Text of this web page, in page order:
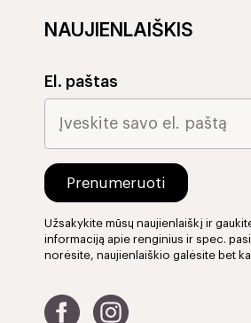
NAUJIENLAIŠKIS
El. paštas
Užsakykite mūsų naujienlaiškį ir
informaciją apie renginius ir spec.
norėsite, naujienlaiškio galėsite bet